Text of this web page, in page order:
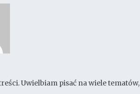
Uwielbiam pisać na wiele tematów,